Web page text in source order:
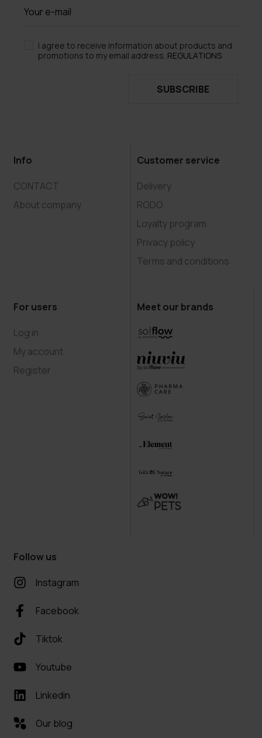
I agree to receive information about products and
promotions to my email address. REGULATIONS
SUBSCRIBE
Info
CONTACT
About company
Customer service
Delivery
RODO
Loyalty program
Privacy policy
Terms and conditions
For users
Log in
My account
Register
Meet our brands
Follow us
Instagram
Facebook
Tiktok
Youtube
Linkedin
Our blog